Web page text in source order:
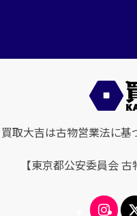
買取大吉は古物営業法に基
【東京都公安委員会